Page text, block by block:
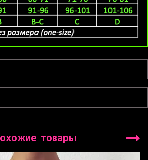
товары